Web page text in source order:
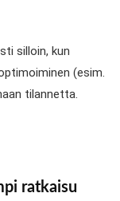
silloin, kun
(esim.
tilannetta.
ratkaisu